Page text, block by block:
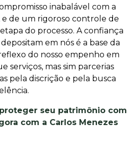
inabalável com a
de um rigoroso controle de
do processo. A confiança
em nós é a base da
do nosso empenho em
serviços, mas sim parcerias
pela discrição e pela busca
seu patrimônio com
com a Carlos Menezes